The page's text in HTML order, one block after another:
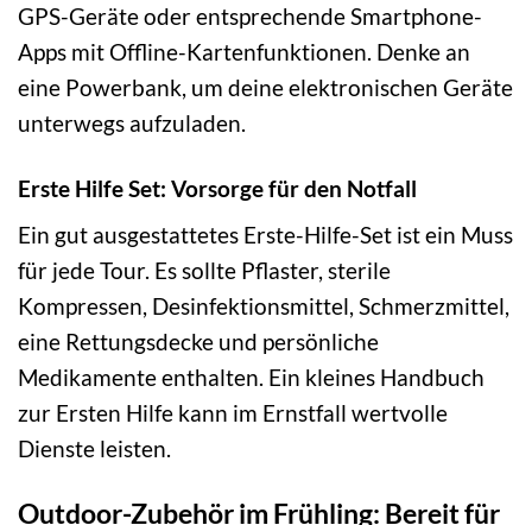
GPS-Geräte oder entsprechende Smartphone-
Apps mit Offline-Kartenfunktionen. Denke an
eine Powerbank, um deine elektronischen Geräte
unterwegs aufzuladen.
Erste Hilfe Set: Vorsorge für den Notfall
Ein gut ausgestattetes Erste-Hilfe-Set ist ein Muss
für jede Tour. Es sollte Pflaster, sterile
Kompressen, Desinfektionsmittel, Schmerzmittel,
eine Rettungsdecke und persönliche
Medikamente enthalten. Ein kleines Handbuch
zur Ersten Hilfe kann im Ernstfall wertvolle
Dienste leisten.
Outdoor-Zubehör im Frühling: Bereit für